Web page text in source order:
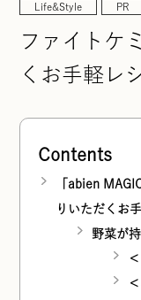
Life&Style PR
ファイトケ
くお手軽レ
Contents
「abien
りいただくお
野菜が